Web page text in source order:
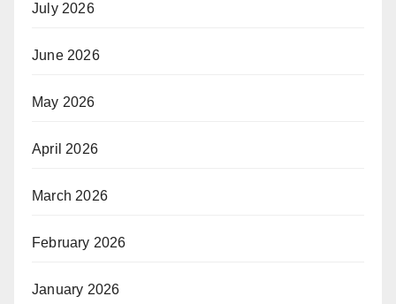
July 2026
June 2026
May 2026
April 2026
March 2026
February 2026
January 2026